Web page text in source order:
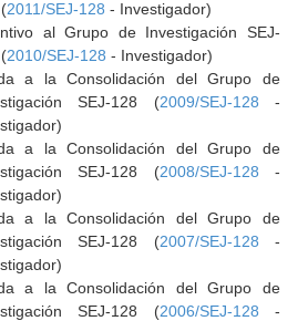
2011/SEJ-128 - Investigador)
al Grupo de Investigación SEJ-
2010/SEJ-128 - Investigador)
a la Consolidación del Grupo de
SEJ-128 (2009/SEJ-128 -
a la Consolidación del Grupo de
SEJ-128 (2008/SEJ-128 -
a la Consolidación del Grupo de
SEJ-128 (2007/SEJ-128 -
a la Consolidación del Grupo de
SEJ-128 (2006/SEJ-128 -